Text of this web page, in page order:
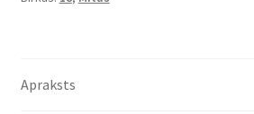
Apraksts